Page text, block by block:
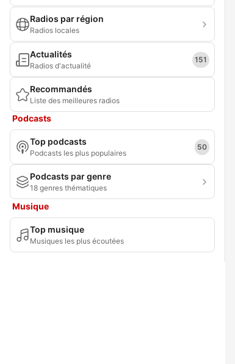
Radios par région
Radios locales
Actualités
Radios d'actualité
151
Recommandés
Liste des meilleures radios
Podcasts
Top podcasts
Podcasts les plus populaires
50
Podcasts par genre
18 genres thématiques
Musique
Top musique
Musiques les plus écoutées